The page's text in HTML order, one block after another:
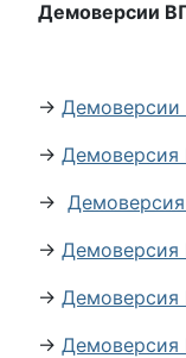
Демоверсии
→
→ Демоверсия
→
→ Демоверсия
→ Демоверсия
→ Демоверсия